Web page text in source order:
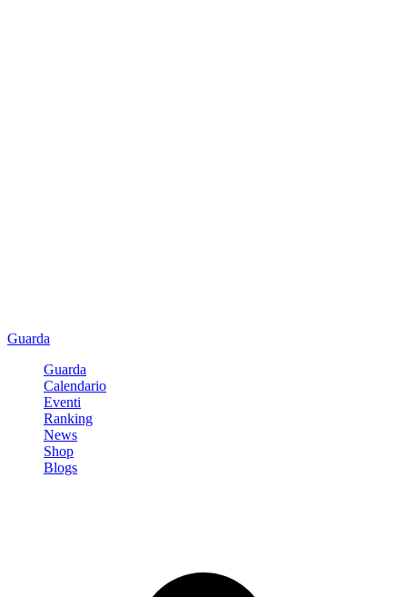
Guarda
Guarda
Calendario
Eventi
Ranking
News
Shop
Blogs